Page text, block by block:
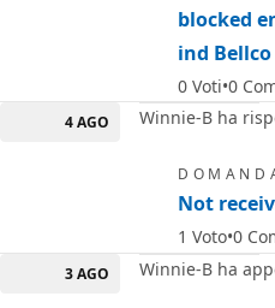
blocked
ind
0 Voti 0
4 AGO Winnie-B ha
Not
1 Voto 0
3 AGO Winnie-B ha